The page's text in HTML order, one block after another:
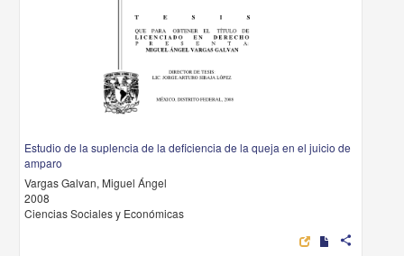
Estudio de la suplencia de la deficiencia de la queja en el juicio de
amparo
Vargas Galvan, Miguel Ángel
2008
Ciencias Sociales y Económicas
share